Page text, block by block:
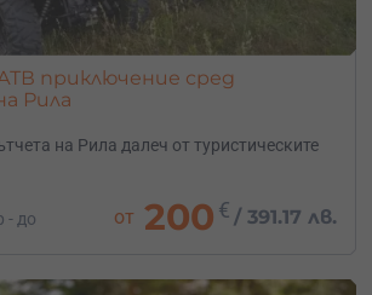
приключение сред
Рила
на Рила далеч от туристическите
- до
от 200 € /391.17 лв.